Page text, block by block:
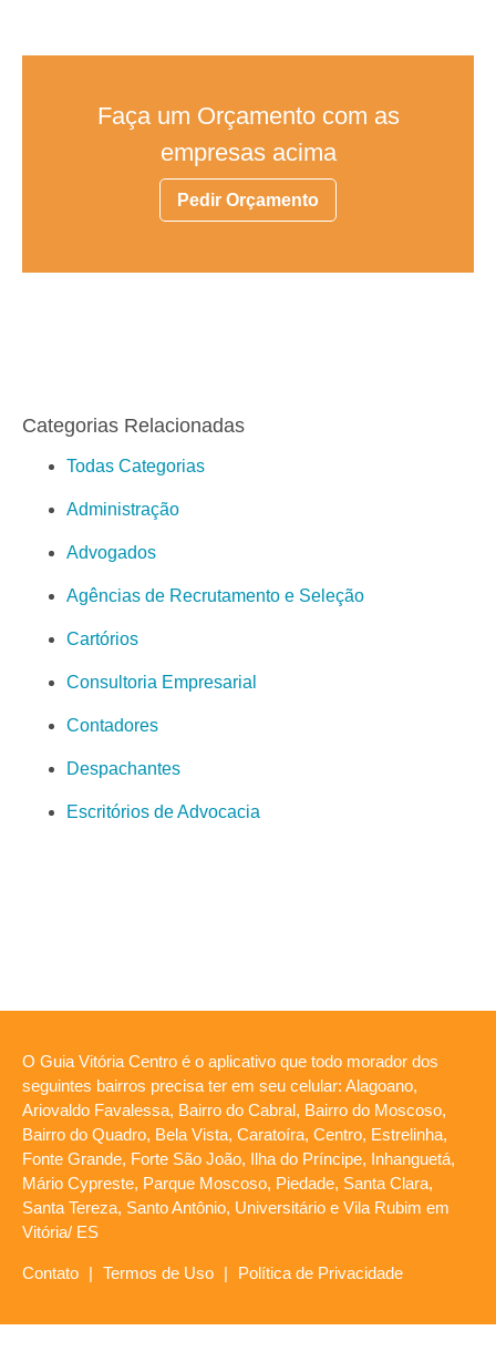
Faça um Orçamento com as
empresas acima
Pedir Orçamento
Categorias Relacionadas
Todas Categorias
Administração
Advogados
Agências de Recrutamento e Seleção
Cartórios
Consultoria Empresarial
Contadores
Despachantes
Escritórios de Advocacia
O Guia Vitória Centro é o aplicativo que todo morador dos
seguintes bairros precisa ter em seu celular: Alagoano,
Ariovaldo Favalessa, Bairro do Cabral, Bairro do Moscoso,
Bairro do Quadro, Bela Vista, Caratoíra, Centro, Estrelinha,
Fonte Grande, Forte São João, Ilha do Príncipe, Inhanguetá,
Mário Cypreste, Parque Moscoso, Piedade, Santa Clara,
Santa Tereza, Santo Antônio, Universitário e Vila Rubim em
Vitória/ ES
Contato | Termos de Uso | Política de Privacidade